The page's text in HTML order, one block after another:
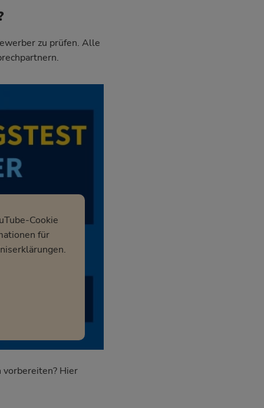
zu prüfen. Alle
Cookie
für
vorbereiten? Hier